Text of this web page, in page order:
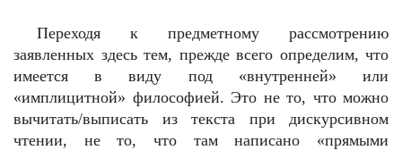
Переходя к предметному рассмотрению
заявленных здесь тем, прежде всего определим, что
имеется в виду под «внутренней» или
«имплицитной» философией. Это не то, что можно
вычитать/выписать из текста при дискурсивном
чтении, не то, что там написано «прямыми